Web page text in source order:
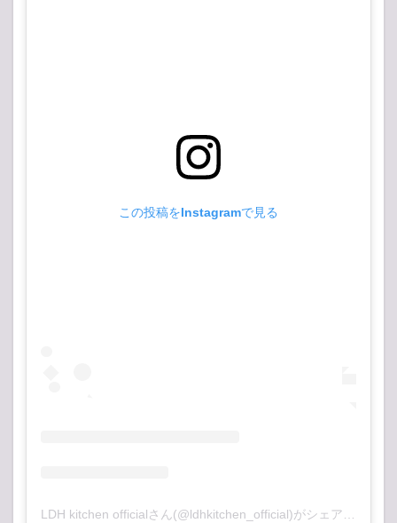
この投稿をInstagramで見る
LDH kitchen officialさん(@ldhkitchen_official)がシェアした投稿